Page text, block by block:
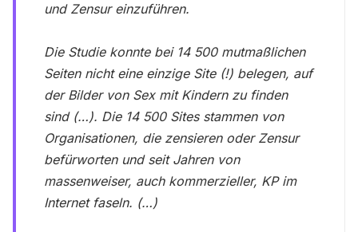
und Zensur einzuführen.
Die Studie konnte bei 14 500 mutmaßlichen
Seiten nicht eine einzige Site (!) belegen, auf
der Bilder von Sex mit Kindern zu finden
sind (…). Die 14 500 Sites stammen von
Organisationen, die zensieren oder Zensur
befürworten und seit Jahren von
massenweiser, auch kommerzieller, KP im
Internet faseln. (…)